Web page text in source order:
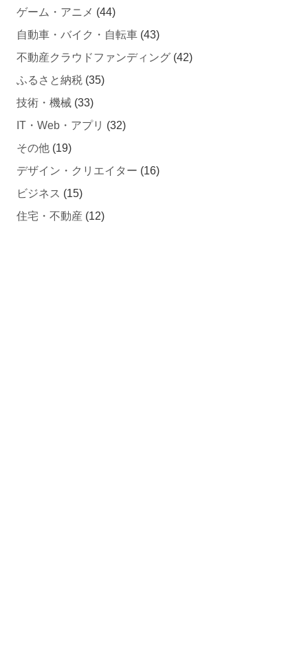
自動車・バイク・自転車
不動産クラウドファンディング
ふるさと納税 (35)
技術・機械(33)
IT・Web・アプリ
その他(19)
デザイン・クリエイター
ビジネス (15)
住宅・不動産